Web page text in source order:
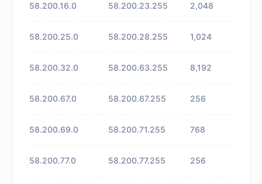
58.200.16.0 58.200.23.255 2,048
58.200.25.0 58.200.28.255 1,024
58.200.32.0 58.200.63.255 8,192
58.200.67.0 58.200.67.255 256
58.200.69.0 58.200.71.255 768
58.200.77.0 58.200.77.255 256